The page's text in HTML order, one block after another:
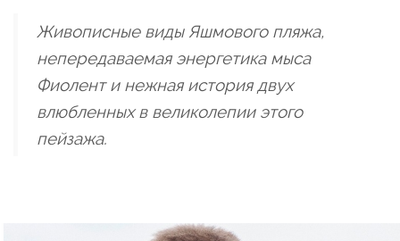
Живописные виды Яшмового пляжа,
непередаваемая энергетика мыса
Фиолент и нежная история двух
влюбленных в великолепии этого
пейзажа.